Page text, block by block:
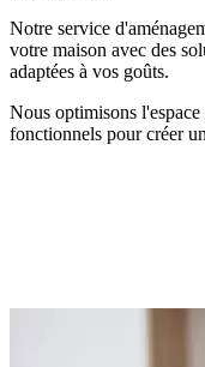
Notre service
votre maison avec des
adaptées à vos goûts.
Nous optimisons l'espace
fonctionnels pour créer